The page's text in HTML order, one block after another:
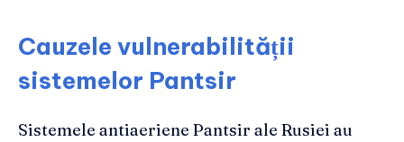
Cauzele vulnerabilității
sistemelor Pantsir
Sistemele antiaeriene Pantsir ale Rusiei au